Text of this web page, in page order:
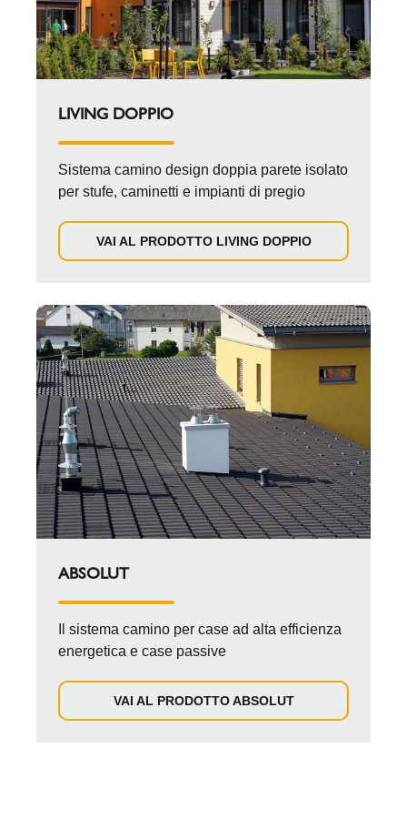
LIVING DOPPIO
Sistema camino design doppia parete isolato
per stufe, caminetti e impianti di pregio
VAI AL PRODOTTO LIVING DOPPIO
ABSOLUT
Il sistema camino per case ad alta efficienza
energetica e case passive
VAI AL PRODOTTO ABSOLUT